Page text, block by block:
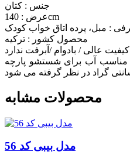
جنس : کتان
عرض : 140cm
: مبل، پرده اتاق خواب کودک
محصول کشور : ترکیه
عالی / بادوام /آبرفت ندارد
آب برای شستشو پارچه
محصولات مشابه
مدل بیبی کد 56